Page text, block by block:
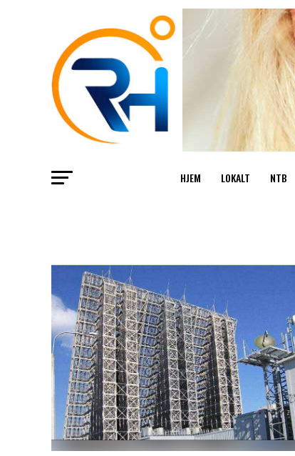
HJEM LOKALT NTB